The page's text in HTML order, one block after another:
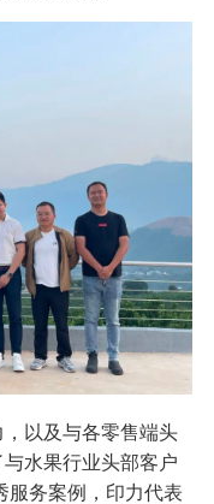
以及与各零售端头
水果行业头部客户
服务案例，印力代表